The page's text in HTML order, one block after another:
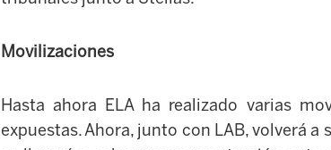
Movilizaciones
Hasta ahora ELA ha realizado varias
expuestas. Ahora, junto con LAB, volverá a